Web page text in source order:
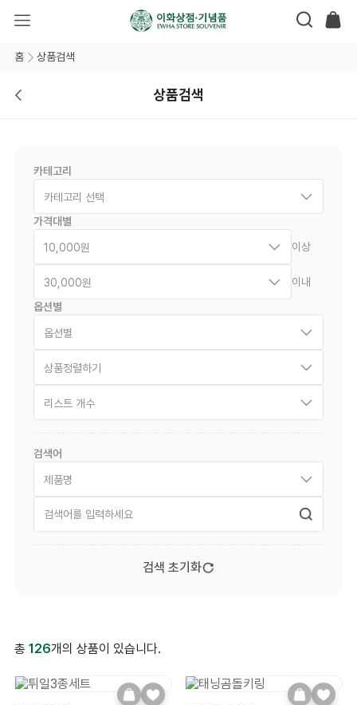
홈 상품검색
상품검색
카테고리
카테고리 선택
가격대별
10,000원 이상
30,000원
이내
옵션별
옵션별
상품정렬하기
리스트 개수
검색어
제품명
검색 초기화
총 126개의 상품이 있습니다.